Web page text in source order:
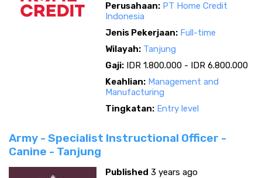
Perusahaan: PT Home Credit
Indonesia
Jenis Pekerjaan: Full-time
Wilayah: Tanjung
Gaji: IDR 1.800.000 - IDR 6.800.000
Keahlian: Management and
Manufacturing
Tingkatan: Entry level
Army - Specialist Instructional Officer -
Canine - Tanjung
Published 3 years ago